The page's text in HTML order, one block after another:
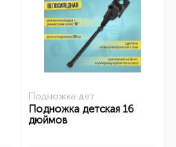
Подножка дет
Подножка детская 16
дюймов